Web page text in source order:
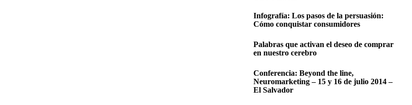
Infografía: Los pasos de la persuasión:
Cómo conquistar consumidores
Palabras que activan el deseo de comprar
en nuestro cerebro
Conferencia: Beyond the line,
Neuromarketing – 15 y 16 de julio 2014 –
El Salvador